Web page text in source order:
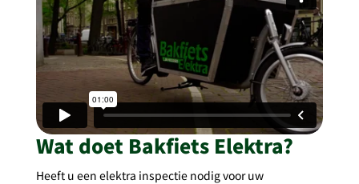
Wat doet Bakfiets Elektra?
Heeft u een elektra inspectie nodig voor uw